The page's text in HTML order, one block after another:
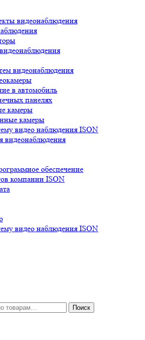
видеонаблюдения
видеонаблюдения
в автомобиль
панелях
камеры
камеры
видео наблюдения ISON
обеспечение
компании ISON
видео наблюдения ISON
Поиск